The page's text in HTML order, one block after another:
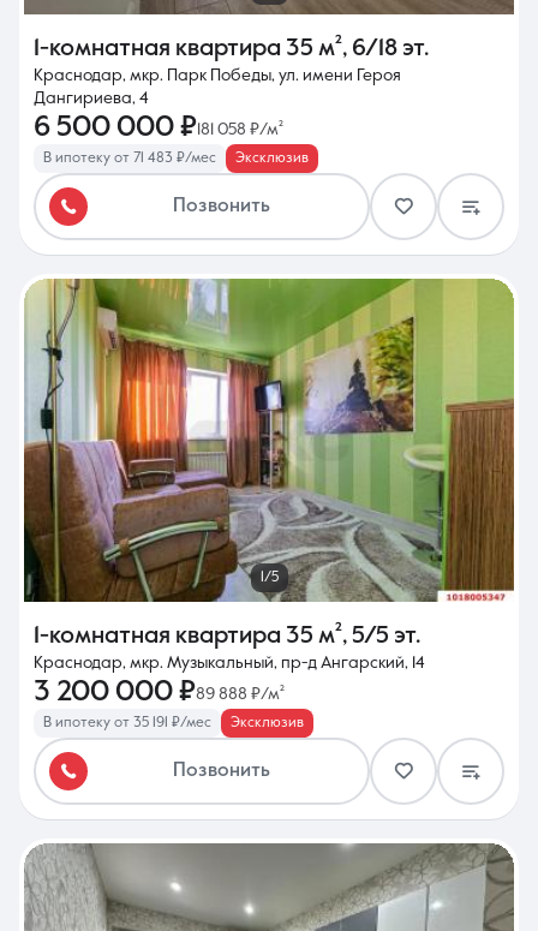
1-комнатная квартира 35 м², 6/18 эт.
Краснодар, мкр. Парк Победы, ул. имени Героя
Дангириева, 4
6 500 000 ₽ 181 058 ₽/м²
В ипотеку от 71 483 ₽/мес Эксклюзив
Позвонить
1/5
1-комнатная квартира 35 м², 5/5 эт.
Краснодар, мкр. Музыкальный, пр-д Ангарский, 14
3 200 000 ₽89 888 ₽/м²
В ипотеку от 35 191 ₽/мес Эксклюзив
Позвонить